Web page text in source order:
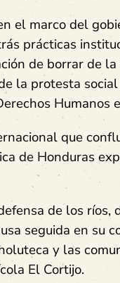
el marco del
prácticas
de borrar de
la protesta
Humanos
que
de Honduras
de los ríos,
seguida en su
y las
El Cortijo.